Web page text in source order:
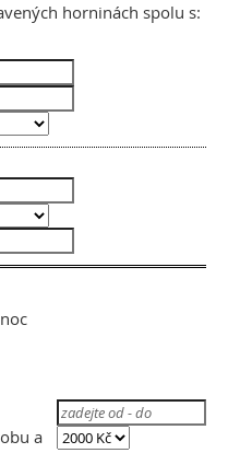
horninách spolu s:
a